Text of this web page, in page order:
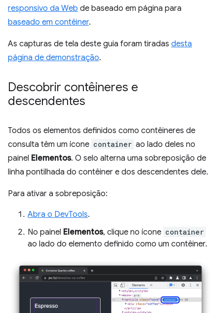
responsivo da Web de baseado em página para
baseado em contêiner.
As capturas de tela deste guia foram tiradas desta
página de demonstração.
Descobrir contêineres e
descendentes
Todos os elementos definidos como contêineres de
consulta têm um ícone container ao lado deles no
painel Elementos. O selo alterna uma sobreposição de
linha pontilhada do contêiner e dos descendentes dele.
Para ativar a sobreposição:
Abra o DevTools.
No painel Elementos, clique no ícone container
ao lado do elemento definido como um contêiner.